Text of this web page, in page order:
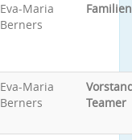
Eva-Maria
Berners
Eva-Maria
Berners
Teamer